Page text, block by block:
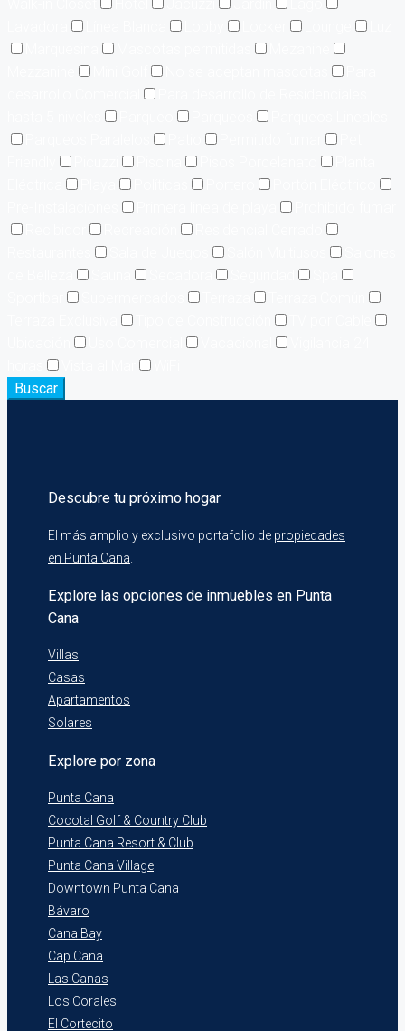
Buscar
Descubre tu próximo hogar
El más amplio y exclusivo portafolio de propiedades
en Punta Cana
Explore las opciones de inmuebles en Punta
Cana
Villas
Casas
Apartamentos
Solares
Explore por zona
Punta Cana
Cocotal Golf & Country Club
Punta Cana Resort & Club
Punta Cana Village
Downtown Punta Cana
Bávaro
Cana Bay
Cap Cana
Las Canas
Los Corales
El Cortecito